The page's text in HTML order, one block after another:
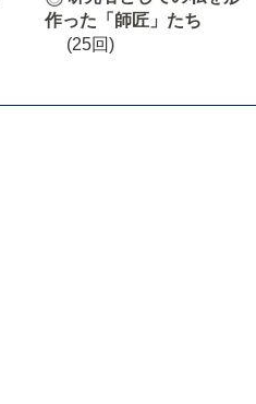
作った「師匠」たち
(25回)